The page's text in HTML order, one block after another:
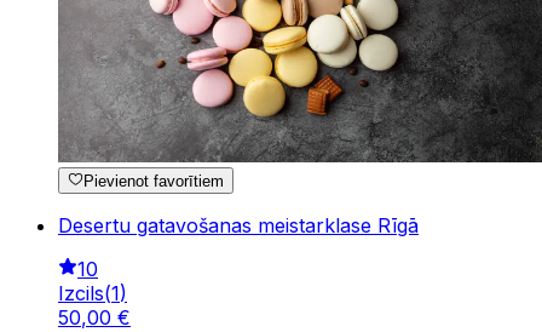
Pievienot favorītiem
Desertu gatavošanas meistarklase Rīgā
10
Izcils(1)
50,00 €